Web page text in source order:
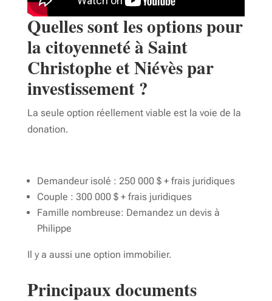
Quelles sont les options pour
la citoyenneté à Saint
Christophe et Niévès par
investissement ?
La seule option réellement viable est la voie de la
donation.
Demandeur isolé : 250 000 $ + frais juridiques
Couple : 300 000 $ + frais juridiques
Famille nombreuse: Demandez un devis à
Philippe
Il y a aussi une option immobilier.
Principaux documents